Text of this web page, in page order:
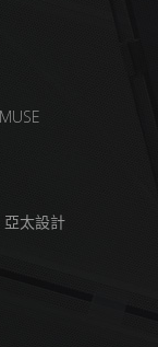
亞太設計